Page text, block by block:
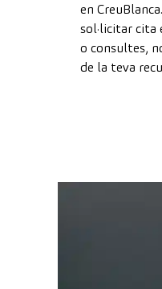
en
sol·licitar cita
o consultes,
de la teva